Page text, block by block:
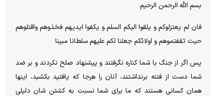
بسم الله الرحمن الرحیم
فان لم یعتزلوکم و یلقوا الیکم السلم و یکفوا ایدیهم فخذوهم واقتلوهم
حیث ثقفتموهم و اولائکم جعلنا لکم علیهم سلطانا مبینا
پس اگر از جنگ با شما کناره نگرفتند و پیشنهاد صلح نکردند و بر ضد
شما دست از فتنه برنداشتند، آنان را هرجا که یافتید بکشید، اینها
همان کسانی هستند که ما برای شما نسبت به کشتن شان دلیلی